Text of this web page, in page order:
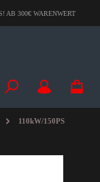
AB 300€ WARENWERT
110kW/150PS